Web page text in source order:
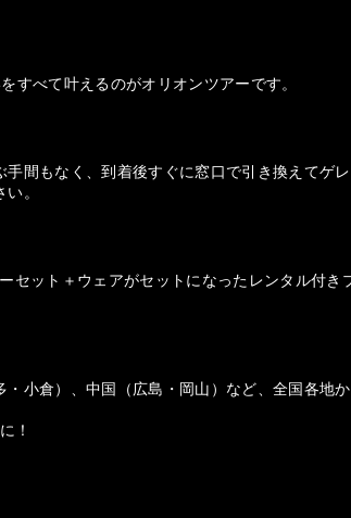
すべて叶えるのがオリオンツアーです。
間もなく、到着後すぐに窓口で引き換えてゲ
。
セット＋ウェアがセットになったレンタル付き
小倉）、中国（広島・岡山）など、全国各地か
！